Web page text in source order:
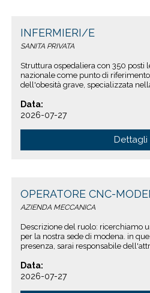
INFERMIERI/E
SANITA PRIVATA
Struttura ospedaliera con 350 posti
nazionale come punto di
dell'obesità grave, specializzata
Data:
2026-07-27
Dettagli
OPERATORE CNC-
AZIENDA MECCANICA
Descrizione del ruolo: ricerchiamo
per la nostra sede di modena. in
presenza, sarai responsabile
Data:
2026-07-27